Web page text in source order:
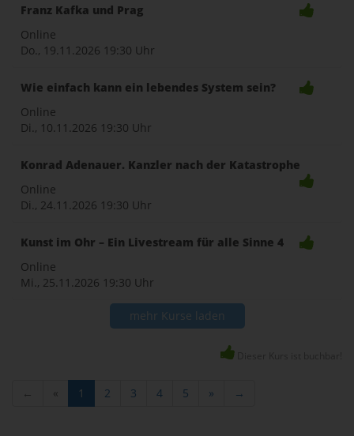
Franz Kafka und Prag
Online
Do., 19.11.2026 19:30 Uhr
Wie einfach kann ein lebendes System sein?
Online
Di., 10.11.2026 19:30 Uhr
Konrad Adenauer. Kanzler nach der Katastrophe
Online
Di., 24.11.2026 19:30 Uhr
Kunst im Ohr – Ein Livestream für alle Sinne 4
Online
Mi., 25.11.2026 19:30 Uhr
mehr Kurse laden
← « 1 2 3 4 5 » →